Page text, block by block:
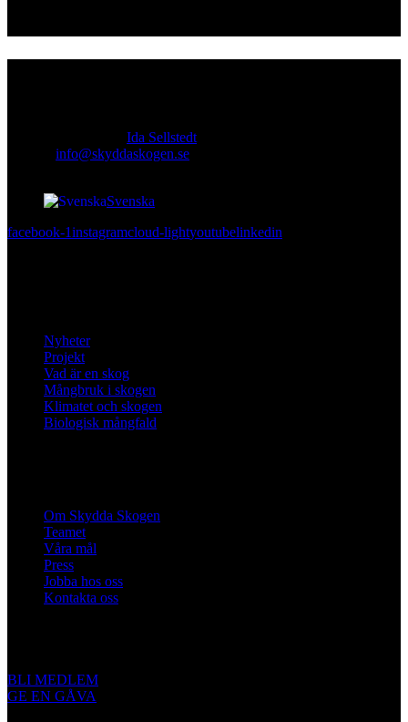
Ida Sellstedt
info@skyddaskogen.se
Svenska
facebook-1instagramcloud-lightyoutubelinkedin
Nyheter
Projekt
Vad är en skog
Mångbruk i skogen
Klimatet och skogen
Biologisk mångfald
Om Skydda Skogen
Teamet
Våra mål
Press
Jobba hos oss
Kontakta oss
BLI MEDLEM
GE EN GÅVA